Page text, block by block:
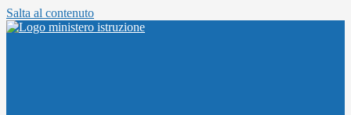
Salta al contenuto